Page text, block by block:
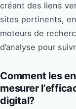
créant des liens
sites pertinents,
moteurs de
d’analyse pour
Comment les
mesurer
digital?